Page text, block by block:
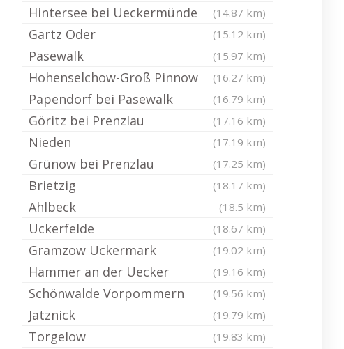
Hintersee bei Ueckermünde (14.87 km)
Gartz Oder (15.12 km)
Pasewalk (15.97 km)
Hohenselchow-Groß Pinnow (16.27 km)
Papendorf bei Pasewalk (16.79 km)
Göritz bei Prenzlau (17.16 km)
Nieden (17.19 km)
Grünow bei Prenzlau (17.25 km)
Brietzig (18.17 km)
Ahlbeck (18.5 km)
Uckerfelde (18.67 km)
Gramzow Uckermark (19.02 km)
Hammer an der Uecker (19.16 km)
Schönwalde Vorpommern (19.56 km)
Jatznick (19.79 km)
Torgelow (19.83 km)